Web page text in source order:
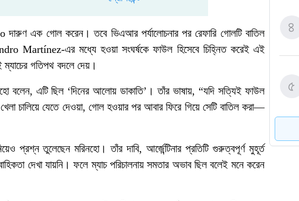
দারুণ এক গোল করেন। তবে ভিএআর পর্যালোচনার পর রেফারি গোলটি বাতিল
এর মধ্যে হওয়া সংঘর্ষকে ফাউল হিসেবে চিহ্নিত করেই এই
গতিপথ বদলে দেয়।
বলেন, এটি ছিল ‘দিনের আলোয় ডাকাতি’। তাঁর ভাষায়, “যদি সত্যিই ফাউল
চালিয়ে যেতে দেওয়া, গোল হওয়ার পর আবার ফিরে গিয়ে সেটি বাতিল করা—
প্রশ্ন তুলেছেন মরিনহো। তাঁর দাবি, আর্জেন্টিনার প্রতিটি গুরুত্বপূর্ণ মুহূর্ত
দেখা যায়নি। ফলে ম্যাচ পরিচালনায় সমতার অভাব ছিল বলেই মনে করেন
৪
৫
৬